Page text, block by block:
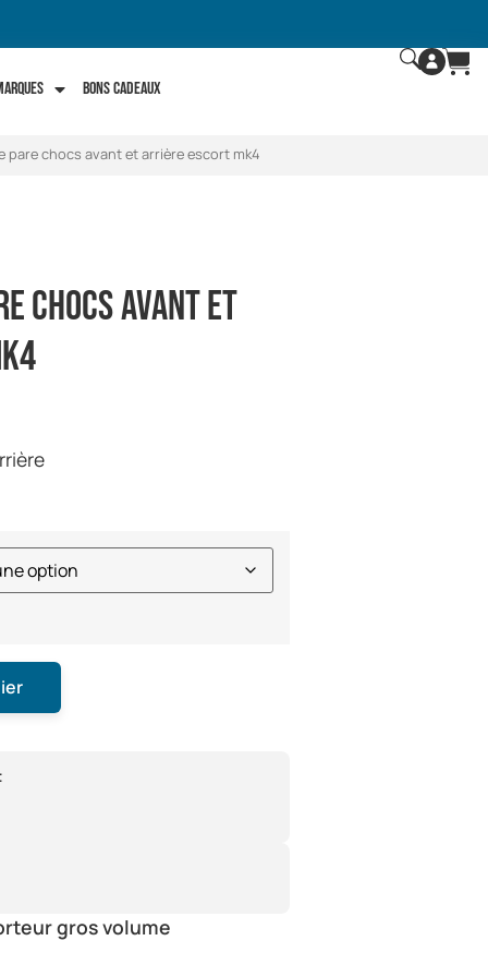
Bons Cadeaux
chocs avant et arrière escort mk4
chocs avant et
gros volume